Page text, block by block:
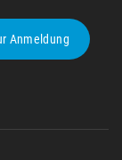
Anmeldung